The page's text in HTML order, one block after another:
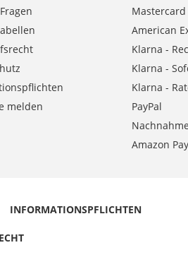
melden
Mastercard
American
Klarna -
Klarna -
Klarna -
PayPal
Nachnahme
Amazon Pay
INFORMATIONSPFLICHTEN